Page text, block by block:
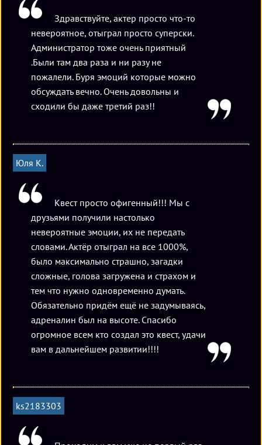
Здравствуйте, актер просто что-то
невероятное, отыграл просто суперски.
Администратор тоже очень приятный
.Были там два раза и ни разу не
пожалели. Буря эмоций которые можно
обсуждать вечно. Очень довольны и
сходили бы даже третий раз!!
Юля К.
Квест просто офигенный!!! Мы с
друзьями получили настолько
невероятные эмоции, их не передать
словами. Актёр отыграл на все 1000%,
было максимально страшно, загадки
сложные, голова загружена и страхом и
тем что нужно одновременно думать.
Обязательно придём ещё не задумываясь,
адреналин был на высоте. Спасибо
огромное всем кто создал это квест, удачи
вам в дальнейшем развитии!!!!
ks2183303